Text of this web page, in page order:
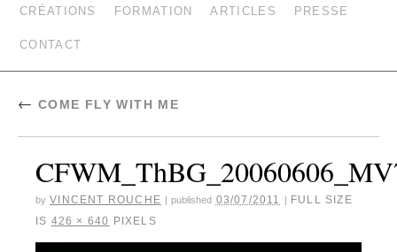
CRÉATIONS FORMATION ARTICLES PRESSE
CONTACT
← COME FLY WITH ME
by VINCENT ROUCHE published 03/07/2011
FULL SIZE
IS 426 × 640 PIXELS